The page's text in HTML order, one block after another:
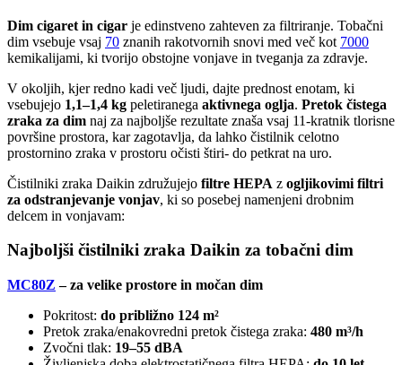
Dim cigaret in cigar je edinstveno zahteven za filtriranje. Tobačni
dim vsebuje vsaj 70 znanih rakotvornih snovi med več kot 7000
kemikalijami, ki tvorijo obstojne vonjave in tveganja za zdravje.
V okoljih, kjer redno kadi več ljudi, dajte prednost enotam, ki
vsebujejo 1,1–1,4 kg peletiranega aktivnega oglja. Pretok čistega
zraka za dim naj za najboljše rezultate znaša vsaj 11-kratnik tlorisne
površine prostora, kar zagotavlja, da lahko čistilnik celotno
prostornino zraka v prostoru očisti štiri- do petkrat na uro.
Čistilniki zraka Daikin združujejo filtre HEPA z ogljikovimi filtri
za odstranjevanje vonjav, ki so posebej namenjeni drobnim
delcem in vonjavam:
Najboljši čistilniki zraka Daikin za tobačni dim
MC80Z – za velike prostore in močan dim
Pokritost: do približno 124 m²
Pretok zraka/enakovredni pretok čistega zraka: 480 m³/h
Zvočni tlak: 19–55 dBA